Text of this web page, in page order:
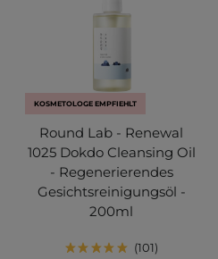
KOSMETOLOGE EMPFIEHLT
Round Lab - Renewal
1025 Dokdo Cleansing Oil
- Regenerierendes
Gesichtsreinigungsöl -
200ml
101